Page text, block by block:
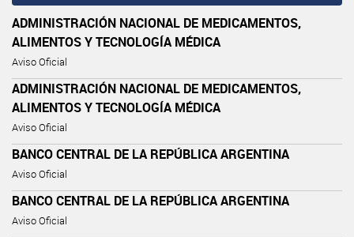
ADMINISTRACIÓN NACIONAL DE MEDICAMENTOS,
ALIMENTOS Y TECNOLOGÍA MÉDICA
Aviso Oficial
ADMINISTRACIÓN NACIONAL DE MEDICAMENTOS,
ALIMENTOS Y TECNOLOGÍA MÉDICA
Aviso Oficial
BANCO CENTRAL DE LA REPÚBLICA ARGENTINA
Aviso Oficial
BANCO CENTRAL DE LA REPÚBLICA ARGENTINA
Aviso Oficial